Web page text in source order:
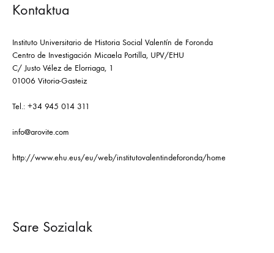
Kontaktua
Instituto Universitario de Historia Social Valentín de Foronda
Centro de Investigación Micaela Portilla, UPV/EHU
C/ Justo Vélez de Elorriaga, 1
01006 Vitoria-Gasteiz
Tel.: +34 945 014 311
info@arovite.com
http://www.ehu.eus/eu/web/institutovalentindeforonda/home
Sare Sozialak